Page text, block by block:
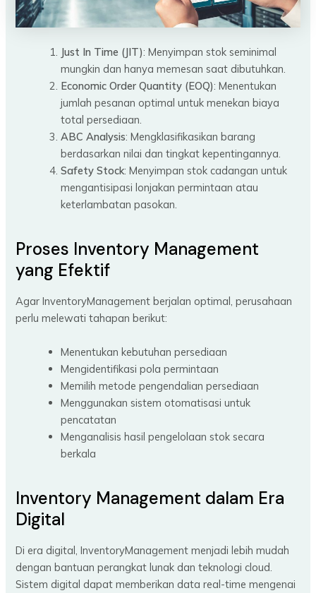
Just In Time (JIT): Menyimpan stok seminimal
mungkin dan hanya memesan saat dibutuhkan.
Economic Order Quantity (EOQ): Menentukan
jumlah pesanan optimal untuk menekan biaya
total persediaan.
ABC Analysis: Mengklasifikasikan barang
berdasarkan nilai dan tingkat kepentingannya.
Safety Stock: Menyimpan stok cadangan untuk
mengantisipasi lonjakan permintaan atau
keterlambatan pasokan.
Proses Inventory Management
yang Efektif
Agar InventoryManagement berjalan optimal, perusahaan
perlu melewati tahapan berikut:
Menentukan kebutuhan persediaan
Mengidentifikasi pola permintaan
Memilih metode pengendalian persediaan
Menggunakan sistem otomatisasi untuk
pencatatan
Menganalisis hasil pengelolaan stok secara
berkala
Inventory Management dalam Era
Digital
Di era digital, InventoryManagement menjadi lebih mudah
dengan bantuan perangkat lunak dan teknologi cloud.
Sistem digital dapat memberikan data real-time mengenai